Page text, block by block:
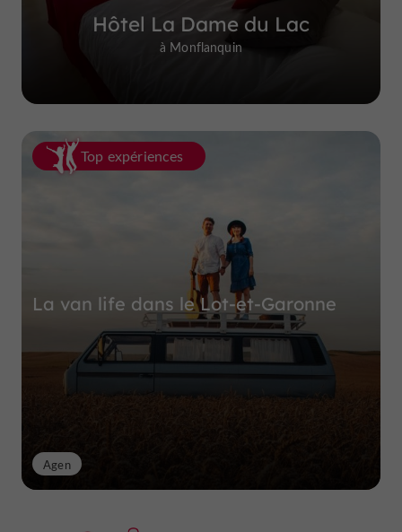
Hôtel La Dame du Lac
à Monflanquin
Top expériences
La van life dans le Lot-et-Garonne
Agen